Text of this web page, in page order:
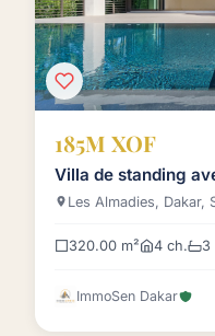
185M XOF
Villa de standing
Les Almadies, Dakar,
320.00 m² 4 ch. 3
ImmoSen Dakar